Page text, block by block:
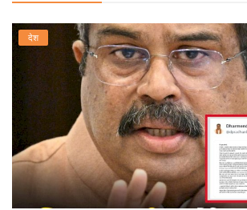
देश